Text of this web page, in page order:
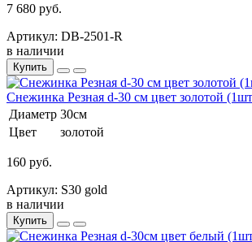
7 680 руб.
Артикул: DB-2501-R
в наличии
Купить
Снежинка Резная d-30 см цвет золотой
Диаметр 30см
Цвет
золотой
160 руб.
Артикул: S30 gold
в наличии
Купить